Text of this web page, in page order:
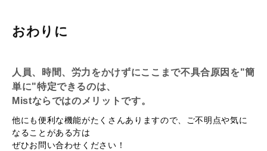
おわりに
人員、時間、労力をかけずにここまで不具合原因を"簡
単に"特定できるのは、
Mistならではのメリットです。
他にも便利な機能がたくさんありますので、ご不明点や気に
なることがある方は
ぜひお問い合わせください！